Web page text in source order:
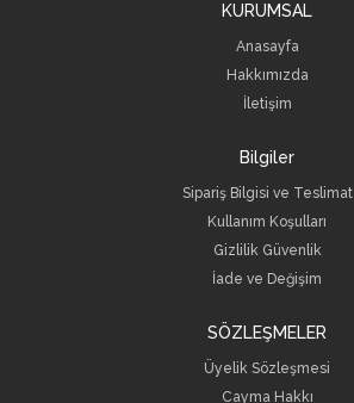
KURUMSAL
Anasayfa
Hakkımızda
İletişim
Bilgiler
Sipariş Bilgisi ve Teslimat
Kullanım Koşulları
Gizlilik Güvenlik
İade ve Değişim
SÖZLEŞMELER
Üyelik Sözleşmesi
Cayma Hakkı